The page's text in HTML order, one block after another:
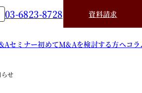
03-6823-8728 資料請求
セミナー初めてM&Aを検討する方へコラ
せ